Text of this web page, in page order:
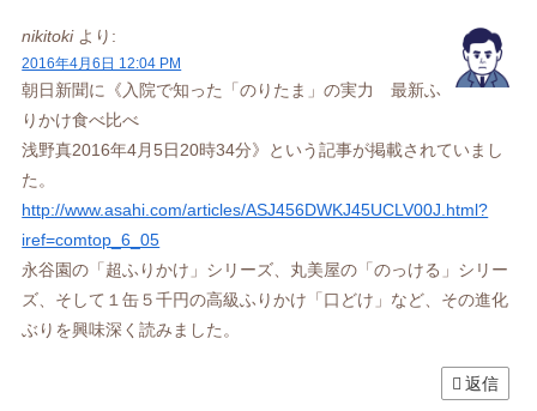
nikitoki より:
2016年4月6日 12:04 PM
朝日新聞に《入院で知った「のりたま」の実力 最新ふ
りかけ食べ比べ
浅野真2016年4月5日20時34分》という記事が掲載されていまし
た。
http://www.asahi.com/articles/ASJ456DWKJ45UCLV00J.html?
iref=comtop_6_05
永谷園の「超ふりかけ」シリーズ、丸美屋の「のっける」シリー
ズ、そして１缶５千円の高級ふりかけ「口どけ」など、その進化
ぶりを興味深く読みました。
返信